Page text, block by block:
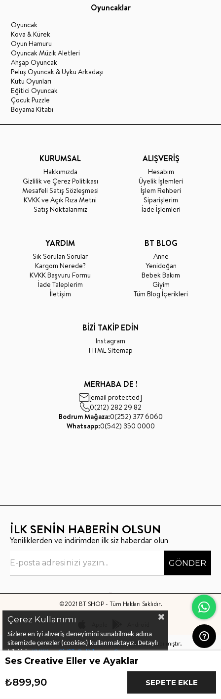
Oyuncaklar
Oyuncak
Kova & Kürek
Oyun Hamuru
Oyuncak Müzik Aletleri
Ahşap Oyuncak
Peluş Oyuncak & Uyku Arkadaşı
Kutu Oyunları
Eğitici Oyuncak
Çocuk Puzzle
Boyama Kitabı
KURUMSAL
Hakkımızda
Gizlilik ve Çerez Politikası
Mesafeli Satış Sözleşmesi
KVKK ve Açık Rıza Metni
Satış Noktalarımız
ALIŞVERİŞ
Hesabım
Üyelik İşlemleri
İşlem Rehberi
Siparişlerim
İade İşlemleri
YARDIM
Sık Sorulan Sorular
Kargom Nerede?
KVKK Başvuru Formu
İade Taleplerim
İletişim
BT BLOG
Anne
Yenidoğan
Bebek Bakım
Giyim
Tüm Blog İçerikleri
BİZİ TAKİP EDİN
Instagram
HTML Sitemap
MERHABA DE !
[email protected]
0(212) 282 29 82
Bodrum Mağaza:0(252) 377 6060
Whatsapp:0(542) 350 0000
İLK SENİN HABERİN OLSUN
Yeniliklerden ve indirimden ilk siz haberdar olun
GÖNDER
©2021 BT SHOP - Tüm Hakları Saklıdır.
Bu sitenin kurulumuKeyo Digitaltarafından yapılmıştır.
Çerez Kullanımı
Sizlere en iyi alıveriş deneyimini sunabilmek adına
sitemizde çerezler (cookies) kullanmaktayız. Detaylı
bilgi için KVKK ve Gizlilik Politikası veÇerez
Politikalarını inceleyebilirsiniz
Ses Creative Eller ve Ayaklar
₺899,90